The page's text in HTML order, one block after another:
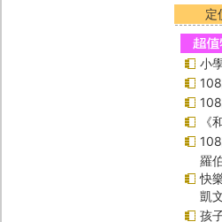
定
小
《
羅
快
凱
孩